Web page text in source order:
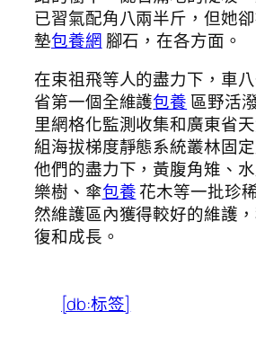
已習氣配角八兩半斤，但她
墊包養網 腳石，在各方面。
在束祖飛等人的盡力下，車
省第一個全維護包養 區野活
里網格化監測收集和廣東省
組海拔梯度靜態系統叢林固
他們的盡力下，黃腹角雉、
樂樹、傘包養花木等一批珍
然維護區內獲得較好的維護
復和成長。
[db:标签]